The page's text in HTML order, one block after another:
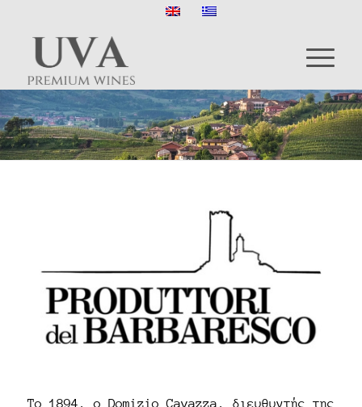
Το 1894, ο Domizio Cavazza, διευθυντής της